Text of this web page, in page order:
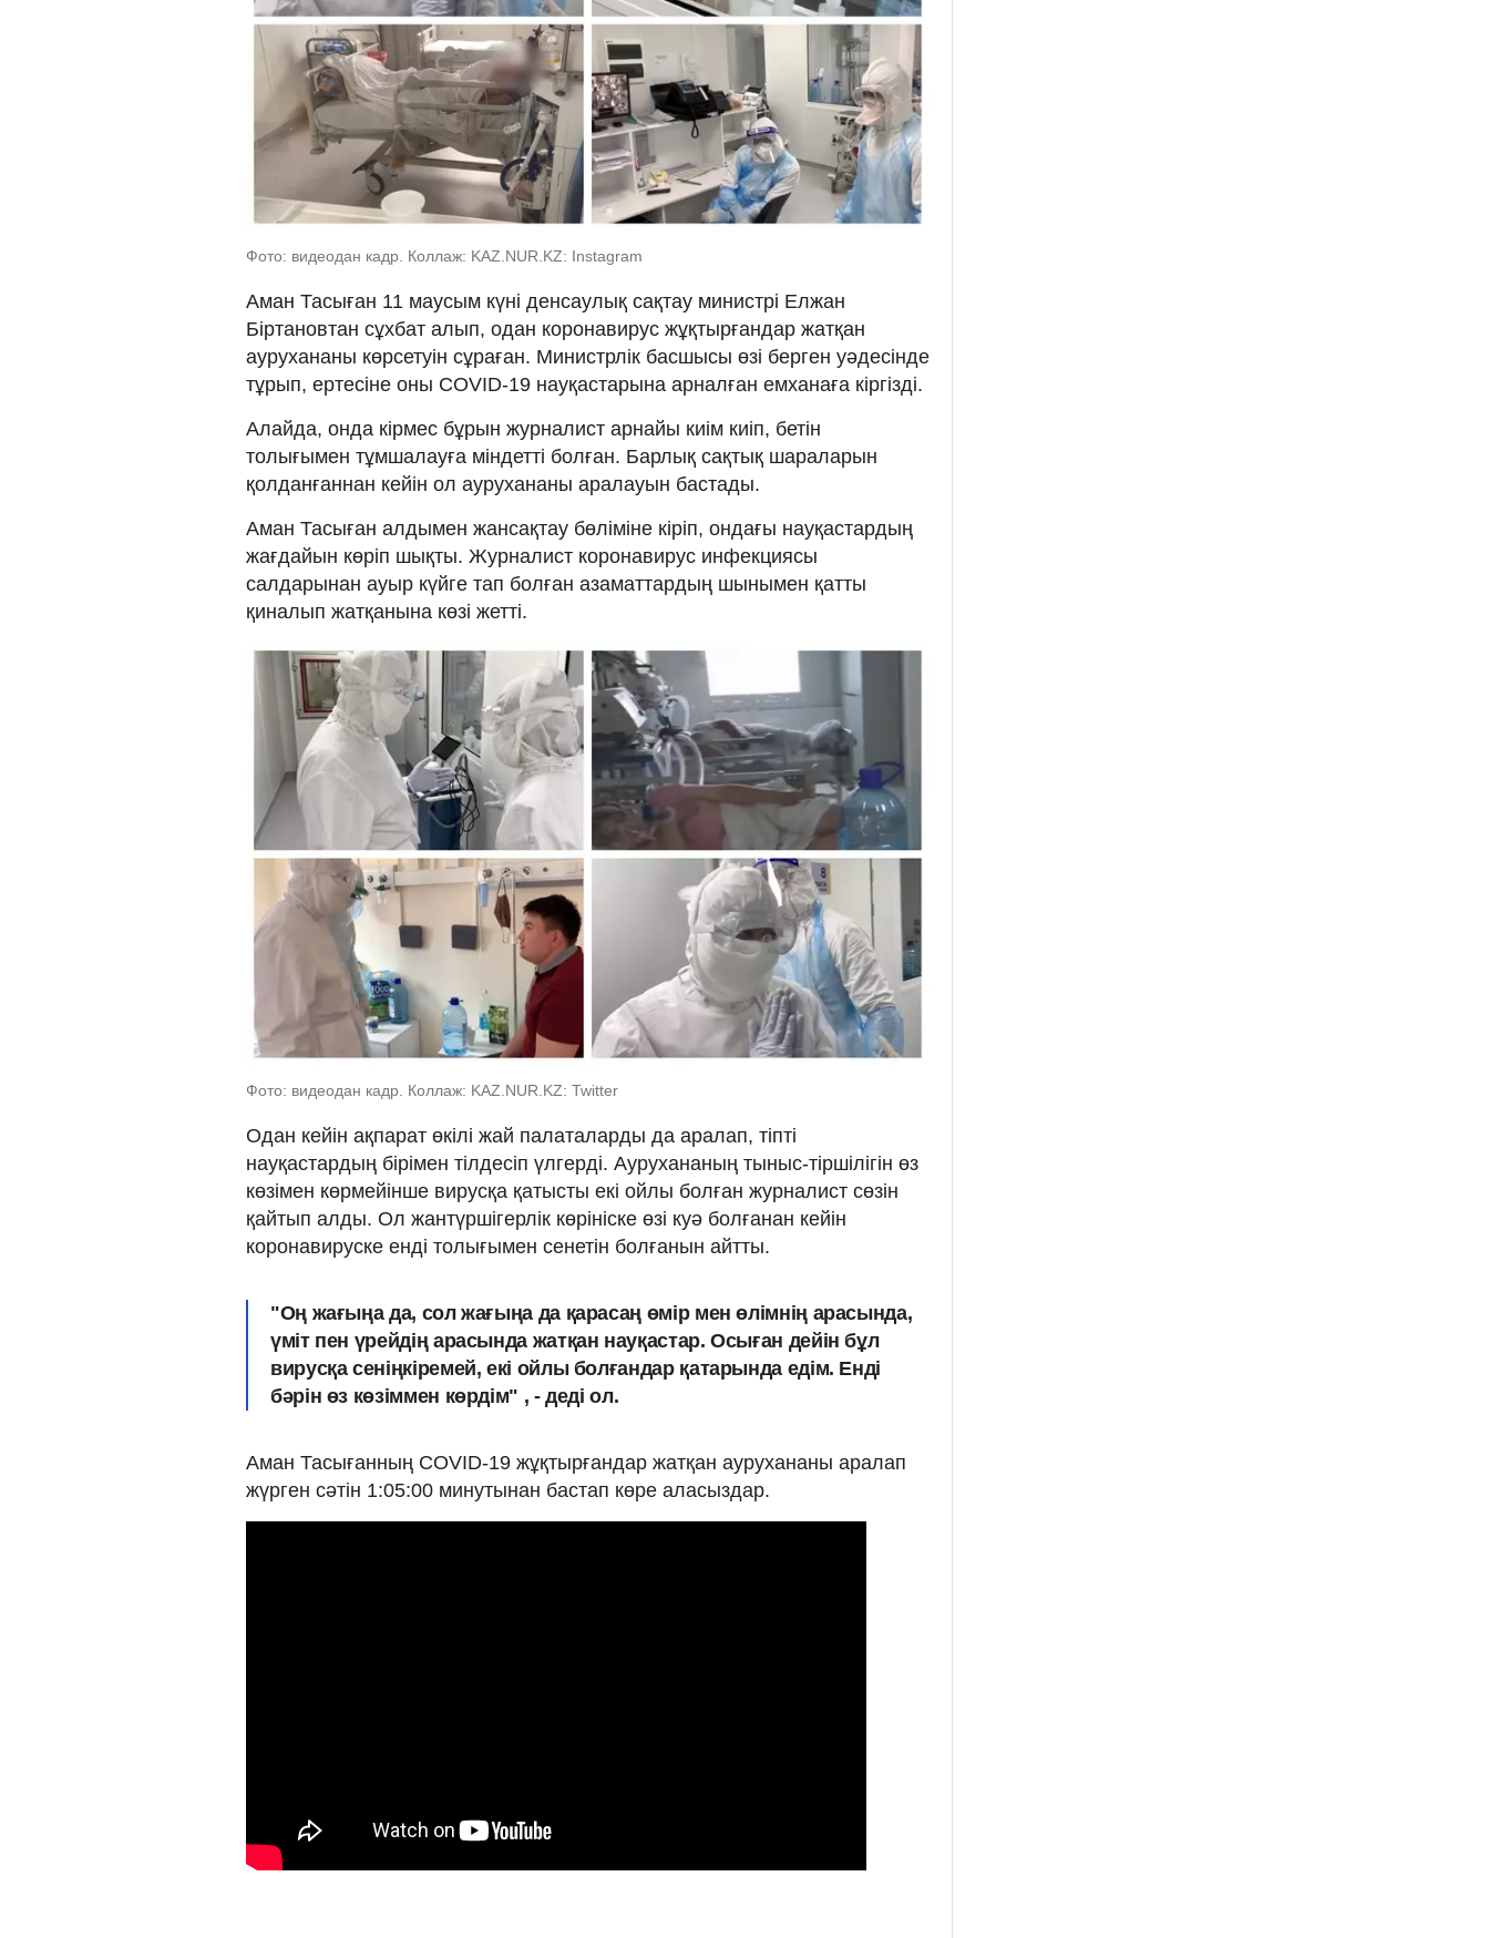
Фото: видеодан кадр. Коллаж: KAZ.NUR.KZ: Instagram
Аман Тасыған 11 маусым күні денсаулық сақтау министрі Елжан
Біртановтан сұхбат алып, одан коронавирус жұқтырғандар жатқан
аурухананы көрсетуін сұраған. Министрлік басшысы өзі берген уәдесінде
тұрып, ертесіне оны COVID-19 науқастарына арналған емханаға кіргізді.
Алайда, онда кірмес бұрын журналист арнайы киім киіп, бетін
толығымен тұмшалауға міндетті болған. Барлық сақтық шараларын
қолданғаннан кейін ол аурухананы аралауын бастады.
Аман Тасыған алдымен жансақтау бөліміне кіріп, ондағы науқастардың
жағдайын көріп шықты. Журналист коронавирус инфекциясы
салдарынан ауыр күйге тап болған азаматтардың шынымен қатты
қиналып жатқанына көзі жетті.
Фото: видеодан кадр. Коллаж: KAZ.NUR.KZ: Twitter
Одан кейін ақпарат өкілі жай палаталарды да аралап, тіпті
науқастардың бірімен тілдесіп үлгерді. Аурухананың тыныс-тіршілігін өз
көзімен көрмейінше вирусқа қатысты екі ойлы болған журналист сөзін
қайтып алды. Ол жантүршігерлік көрініске өзі куә болғанан кейін
коронавируске енді толығымен сенетін болғанын айтты.
"Оң жағыңа да, сол жағыңа да қарасаң өмір мен өлімнің арасында,
үміт пен үрейдің арасында жатқан науқастар. Осыған дейін бұл
вирусқа сеніңкіремей, екі ойлы болғандар қатарында едім. Енді
бәрін өз көзіммен көрдім" , - деді ол.
Аман Тасығанның COVID-19 жұқтырғандар жатқан аурухананы аралап
жүрген сәтін 1:05:00 минутынан бастап көре аласыздар.